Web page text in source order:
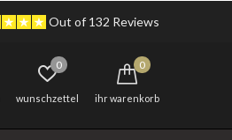
wunschzettel
0
ihr warenkorb
0
Out of 132 Reviews